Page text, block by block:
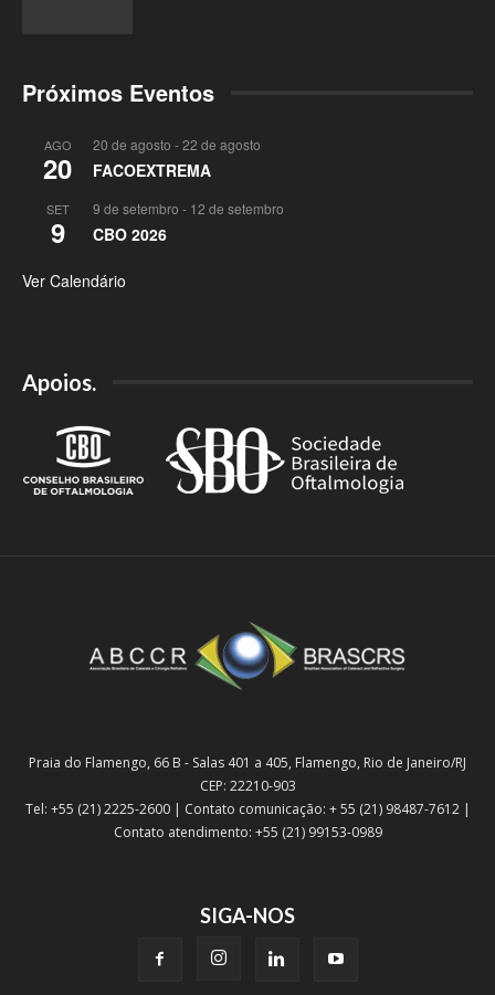
Próximos Eventos
AGO
20
20 de agosto -22 de agosto
FACOEXTREMA
SET
9
9 de setembro - 12 de setembro
CBO 2026
Ver Calendário
Apoios.
Praia do Flamengo, 66 B - Salas 401 a 405, Flamengo, Rio de Janeiro/RJ
CEP: 22210-903
Tel: +55 (21) 2225-2600 | Contato comunicação: + 55 (21) 98487-7612 |
Contato atendimento: +55 (21) 99153-0989
SIGA-NOS